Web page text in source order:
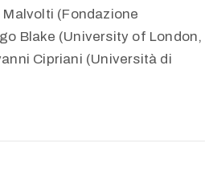
(Fondazione
Blake (University of London,
Cipriani (Università di